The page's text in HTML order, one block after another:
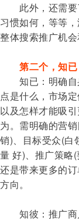
此外，还需要
习惯如何，等等
整体搜索推广机会
第二个，知已
知已：明确自
点是什么，市场
以及怎样才能吸
为。需明确的营
销)、目标受众(白
量 好)、推广策略(
还是带来更多的
方向。
知彼：推广商